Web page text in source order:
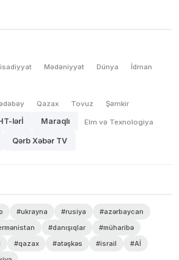
Mədəniyyət Dünya İdman
Qazax Tovuz Şəmkir
lərİ Maraqlı Elm və Texnologiya
Qərb Xəbər TV
#ukrayna #rusiya
#azərbaycan
#danışıqlar
#müharibə
#qazax #atəşkəs #israil
#Aİ